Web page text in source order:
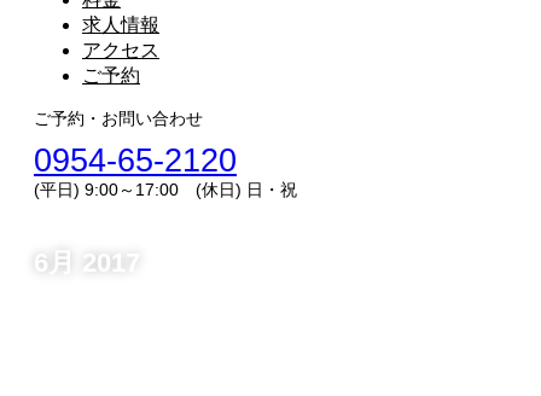
求人情報
アクセス
ご予約
ご予約・お問い合わせ
0954-65-2120
(平日) 9:00～17:00 (休日) 日・祝
6月 2017